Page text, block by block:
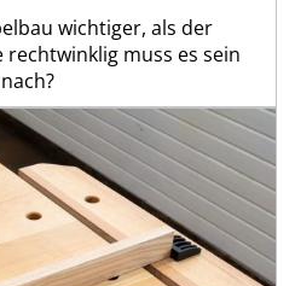
wichtiger, als der
rechtwinklig muss es sein